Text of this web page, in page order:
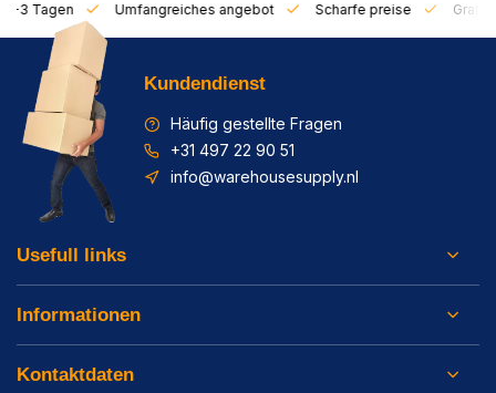
1-3 Tagen Umfangreiches angebot Scharfe preise Gratis
Kundendienst
Häufig gestellte Fragen
+31 497 22 90 51
info@warehousesupply.nl
Usefull links
Informationen
Kontaktdaten